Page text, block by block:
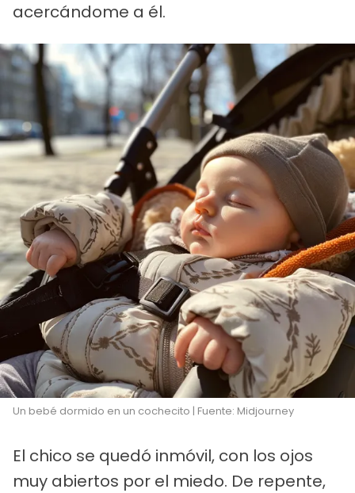
acercándome a él.
Un bebé dormido en un cochecito | Fuente: Midjourney
El chico se quedó inmóvil, con los ojos
muy abiertos por el miedo. De repente,